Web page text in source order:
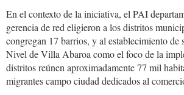
En el contexto de la iniciativa, el PAI
gerencia de red eligieron a los distritos
congregan 17 barrios, y al establecimiento de
Nivel de Villa Abaroa como el foco de la
distritos reúnen aproximadamente 77 mil
migrantes campo ciudad dedicados al